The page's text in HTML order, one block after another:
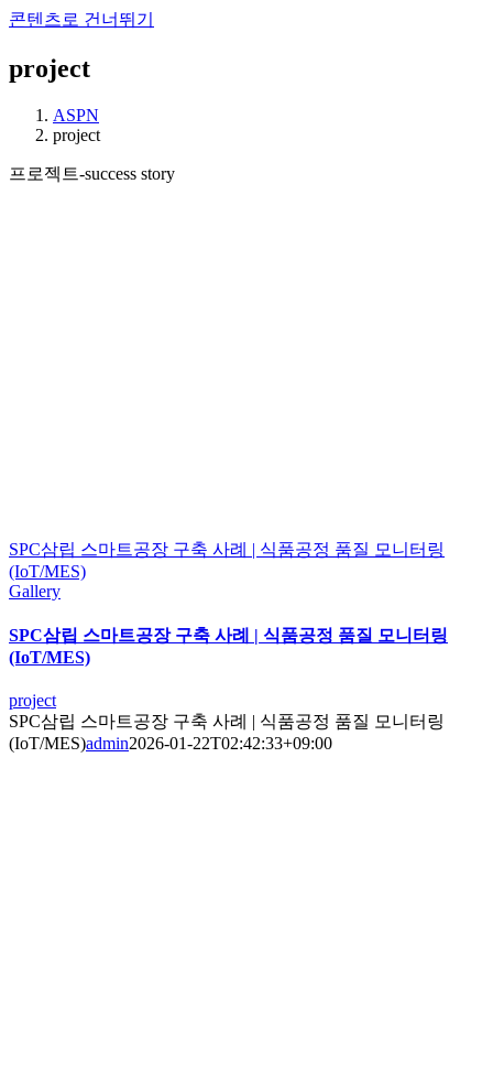
콘텐츠로 건너뛰기
project
ASPN
project
프로젝트-success story
SPC삼립 스마트공장 구축 사례 | 식품공정 품질 모니터링
(IoT/MES)
Gallery
SPC삼립 스마트공장 구축 사례 | 식품공정 품질 모니터링
(IoT/MES)
project
SPC삼립 스마트공장 구축 사례 | 식품공정 품질 모니터링
(IoT/MES)admin2026-01-22T02:42:33+09:00